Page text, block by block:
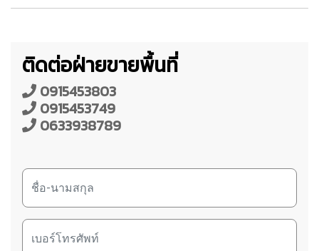
ติดต่อฝ่ายขายพื้นที่
0915453803
0915453749
0633938789